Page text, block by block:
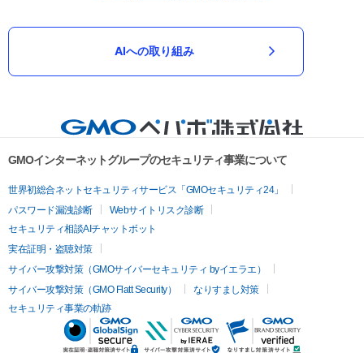
AIへの取り組み
GMOインターネットグループのセキュリティ事業について
世界初総合ネットセキュリティサービス「GMOセキュリティ24」
パスワード漏洩診断
Webサイトリスク診断
セキュリティ相談AIチャットボット
実在証明・盗聴対策
サイバー攻撃対策（GMOサイバーセキュリティ byイエラエ）
サイバー攻撃対策（GMO Flatt Security）
なりすまし対策
セキュリティ事業の軌跡